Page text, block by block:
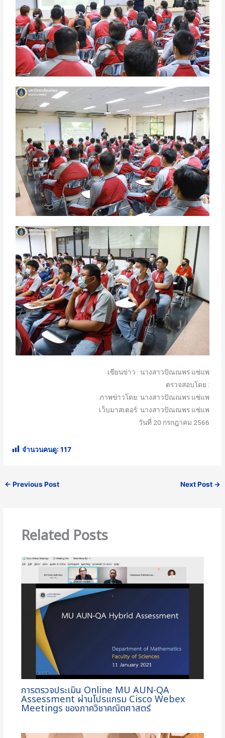
เขียนข่าว : นางสาวปัณณพร แซ่แพ
ตรวจสอบโดย :
ภาพข่าวโดย: นางสาวปัณณพร แซ่แพ
เว็บมาสเตอร์: นางสาวปัณณพร แซ่แพ
วันที่ 20 กรกฎาคม 2566
จำนวนคนดู: 117
← Previous Post Next Post →
Related Posts
การตรวจประเมิน Online MU AUN-QA
Assessment ผ่านโปรแกรม Cisco Webex
Meetings ของภาควิชาคณิตศาสตร์